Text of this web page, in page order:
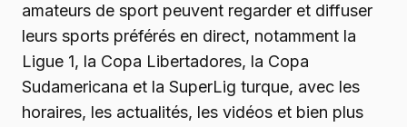
amateurs de sport peuvent regarder et diffuser
leurs sports préférés en direct, notamment la
Ligue 1, la Copa Libertadores, la Copa
Sudamericana et la SuperLig turque, avec les
horaires, les actualités, les vidéos et bien plus